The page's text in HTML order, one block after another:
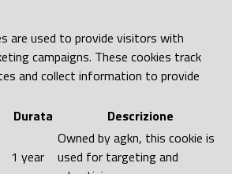
are used to provide visitors with
campaigns. These cookies track
and collect information to provide
Durata Descrizione
1 year
Owned by agkn, this cookie is
used for targeting and